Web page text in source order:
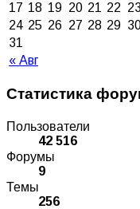
« Авг
17 18 19 20 21 22
24 25 26 27 28 29
31
Статистика
Пользователи
42 516
Форумы
9
Темы
256